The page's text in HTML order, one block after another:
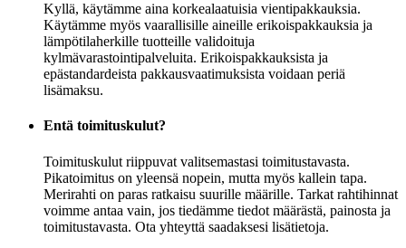
Kyllä, käytämme aina korkealaatuisia vientipakkauksia.
Käytämme myös vaarallisille aineille erikoispakkauksia ja
lämpötilaherkille tuotteille validoituja
kylmävarastointipalveluita. Erikoispakkauksista ja
epästandardeista pakkausvaatimuksista voidaan periä
lisämaksu.
Entä toimituskulut?
Toimituskulut riippuvat valitsemastasi toimitustavasta.
Pikatoimitus on yleensä nopein, mutta myös kallein tapa.
Merirahti on paras ratkaisu suurille määrille. Tarkat rahtihinnat
voimme antaa vain, jos tiedämme tiedot määrästä, painosta ja
toimitustavasta. Ota yhteyttä saadaksesi lisätietoja.